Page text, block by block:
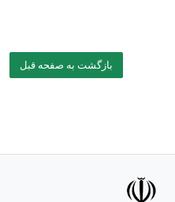
بازگشت به صفحه قبل